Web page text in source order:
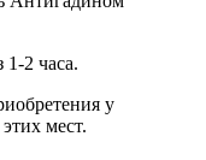
2 часа.
у
мест.